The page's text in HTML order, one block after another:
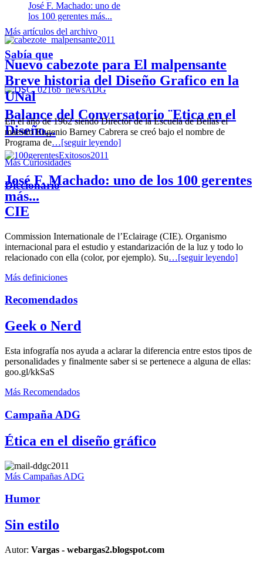
José F. Machado: uno de
los 100 gerentes más...
Nuevo cabezote para El malpensante
Balance del Conversatorio ¨Etica en el
Diseño...
José F. Machado: uno de los 100 gerentes
más...
Más artículos del archivo
Sabía que
Breve historia del Diseño Grafico en la
UNal
En el año de 1962 siendo Director de la Escuela de Bellas el
maestro Eugenio Barney Cabrera se creó bajo el nombre de
Programa de…[seguir leyendo]
Más Curiosidades
Diccionario
CIE
Commission Internationale de l’Eclairage (CIE). Organismo
internacional para el estudio y estandarización de la luz y todo lo
relacionado con ella (color, por ejemplo). Su…[seguir leyendo]
Más definiciones
Recomendados
Geek o Nerd
Esta infografía nos ayuda a aclarar la diferencia entre estos tipos de
personalidades y finalmente saber si se pertenece a alguna de ellas:
goo.gl/kkSaS
Más Recomendados
Campaña ADG
Ética en el diseño gráfico
Más Campañas ADG
Humor
Sin estilo
Autor: Vargas - webargas2.blogspot.com